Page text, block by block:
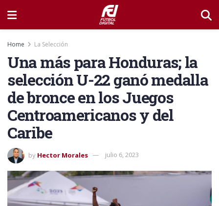
Home La Selección
Una más para Honduras; la
selección U-22 ganó medalla
de bronce en los Juegos
Centroamericanos y del
Caribe
by Hector Morales julio 6, 2023